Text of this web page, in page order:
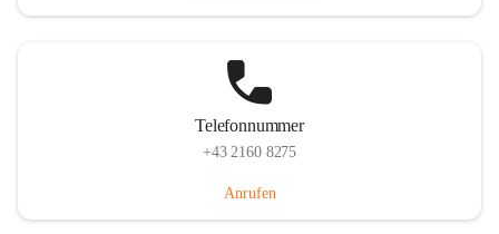
Telefonnummer
+43 2160 8275
Anrufen